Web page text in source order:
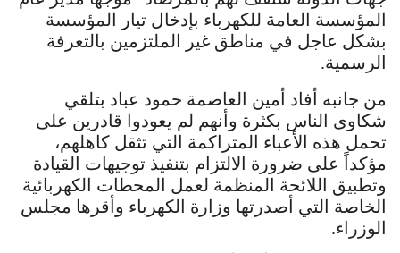
المؤسسة العامة للكهرباء بإدخال تيار المؤسسة
بشكل عاجل في مناطق غير الملتزمين بالتعرفة
الرسمية.
من جانبه أفاد أمين العاصمة حمود عباد بتلقي
شكاوى الناس بكثرة وأنهم لم يعودوا قادرين على
تحمل هذه الأعباء المتراكمة التي تثقل كاهلهم،
مؤكداً على ضرورة الالتزام بتنفيذ توجيهات القيادة
وتطبيق اللائحة المنظمة لعمل المحطات الكهربائية
الخاصة التي أصدرتها وزارة الكهرباء وأقرها مجلس
الوزراء.